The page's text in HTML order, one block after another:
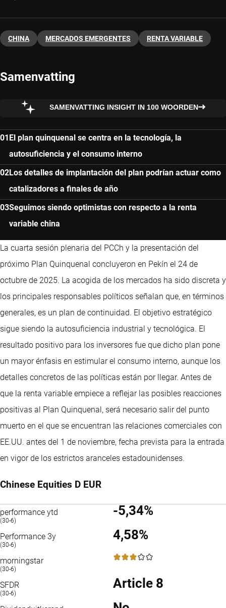
CHINA MERCADOS EMERGENTES RENTA VARIABLE
Samenvatting
SAMENVATTING INSIGHT IN 100 WOORDEN
El plan quinquenal se centra en la tecnología, la
autosuficiencia y el consumo interno
Los detalles de implantación del plan podrían actuar como
catalizadores a finales de año
Seguimos siendo optimistas con respecto a la renta
variable china
La cuarta sesión plenaria del PCCh y la presentación del
próximo Plan Quinquenal concluyeron en Pekín el 24 de
octubre de 2025. La acogida de los mercados ha sido discreta y
los principales responsables políticos señalan que, en términos
generales, es un plan de continuidad. El objetivo estratégico
sigue siendo la autosuficiencia industrial y tecnológica. El
resultado positivo para los inversores fue que dicho plan pone
un mayor énfasis en estimular el consumo interno, aunque los
detalles concretos de las políticas están por llegar. Antes de
que la renta variable empiece a reflejar las posibles reacciones
positivas al Plan Quinquenal, será necesario salir del punto
muerto en el que se encuentran las relaciones comerciales con
EE.UU. antes del 1 de noviembre, fecha prevista para la entrada
en vigor de los estrictos aranceles estadounidenses.
Chinese Equities D EUR
performance ytd
(30-6)
-5,34%
Performance 3y
(30-6)
4,58%
morningstar
(30-6)
3 / 5
SFDR
(30-6)
Article 8